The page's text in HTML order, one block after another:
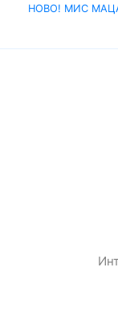
НОВО! МИС МАЦА